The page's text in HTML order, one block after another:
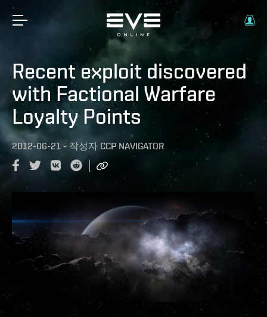
Recent exploit discovered
with Factional Warfare
Loyalty Points
2012-06-21 - 작성자 CCP NAVIGATOR